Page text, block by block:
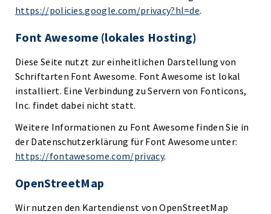
https://policies.google.com/privacy?hl=de.
Font Awesome (lokales Hosting)
Diese Seite nutzt zur einheitlichen Darstellung von
Schriftarten Font Awesome. Font Awesome ist lokal
installiert. Eine Verbindung zu Servern von Fonticons,
Inc. findet dabei nicht statt.
Weitere Informationen zu Font Awesome finden Sie in
der Datenschutzerklärung für Font Awesome unter:
https://fontawesome.com/privacy.
OpenStreetMap
Wir nutzen den Kartendienst von OpenStreetMap